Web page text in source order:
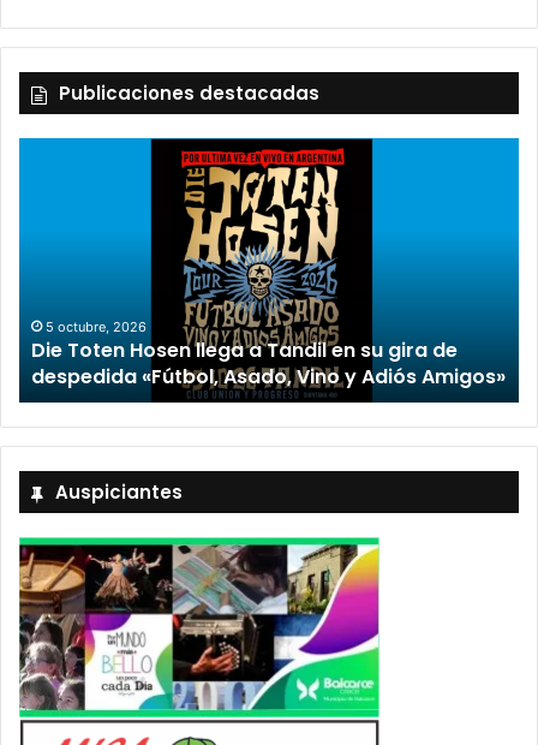
Publicaciones destacadas
“TIRRIA” llega a Tandil con un elenco de lujo
encabezado por Capusotto, Spregelburd y
Stefani
Auspiciantes